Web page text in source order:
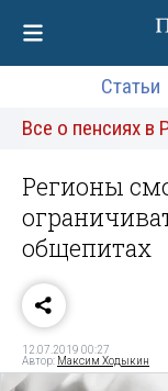
Статьи
Все о пенсиях в
Регионы
общепитах
12.07.2019 00:27
Автор: Максим Ходыкин